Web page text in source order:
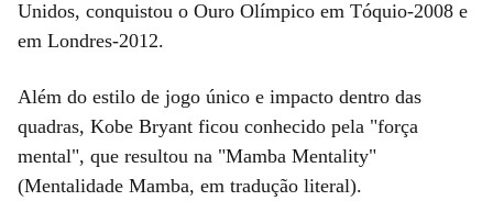
Unidos, conquistou o Ouro Olímpico em Tóquio-2008 e
em Londres-2012.
Além do estilo de jogo único e impacto dentro das
quadras, Kobe Bryant ficou conhecido pela "força
mental", que resultou na "Mamba Mentality"
(Mentalidade Mamba, em tradução literal).